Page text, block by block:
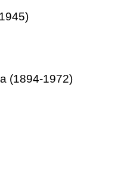
(1894-1972)